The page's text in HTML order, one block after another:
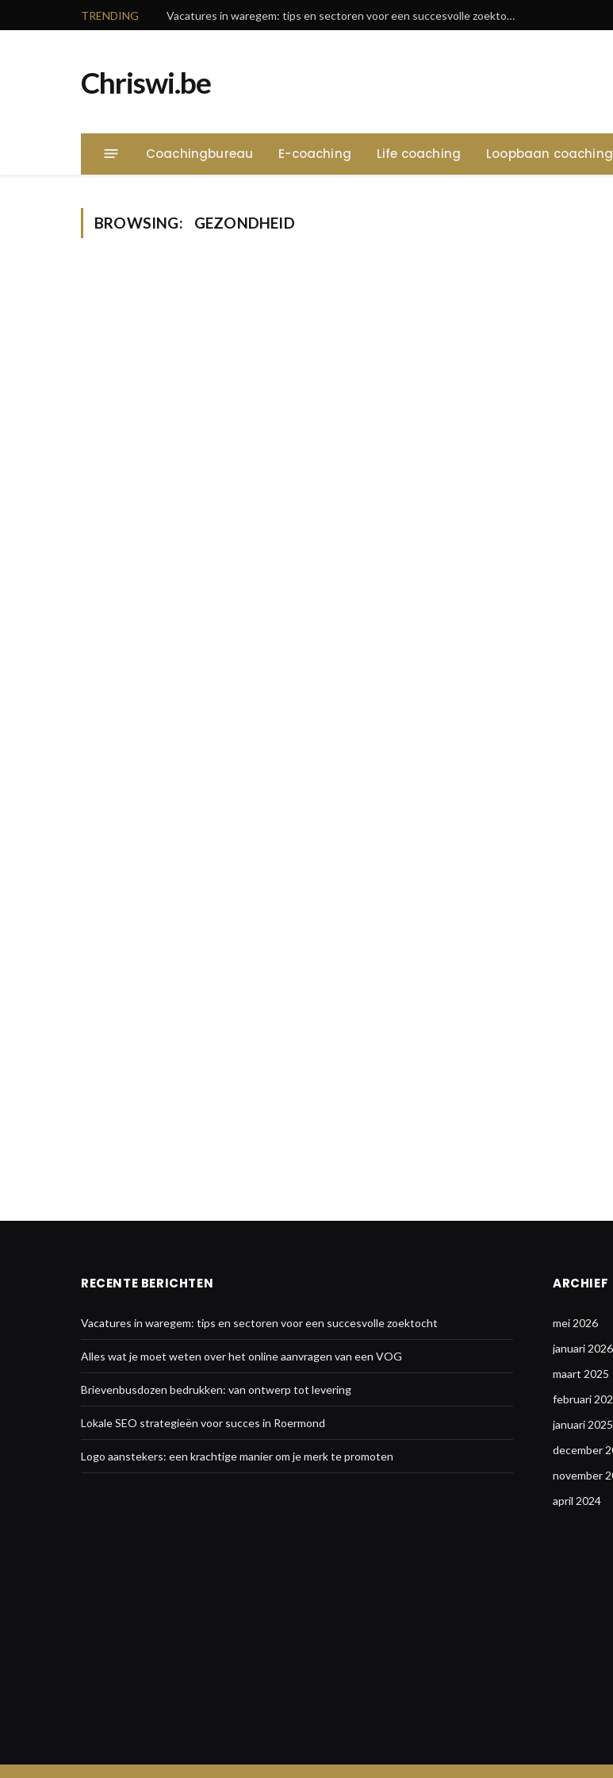
TRENDING Vacatures in waregem: tips en sectoren voor een succesvolle zoektocht
Chriswi.be
Coachingbureau E-coaching Life coaching Loopbaan coaching
BROWSING: GEZONDHEID
RECENTE BERICHTEN
Vacatures in waregem: tips en sectoren voor een succesvolle zoektocht
Alles wat je moet weten over het online aanvragen van een VOG
Brievenbusdozen bedrukken: van ontwerp tot levering
Lokale SEO strategieën voor succes in Roermond
Logo aanstekers: een krachtige manier om je merk te promoten
ARCHIEF
mei 2026
januari 2026
maart 2025
februari
januari 2025
december
november
april 2024